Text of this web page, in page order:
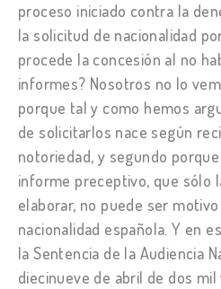
proceso iniciado contra la
la solicitud de nacionalidad
procede la concesión al no
informes? Nosotros no lo
porque tal y como hemos
de solicitarlos nace según
notoriedad, y segundo
informe preceptivo, que sólo
elaborar, no puede ser
nacionalidad española. Y en
la Sentencia de la Audiencia
diecinueve de abril de dos